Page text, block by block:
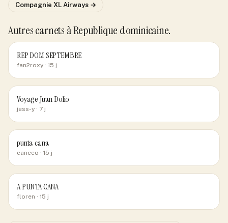
Compagnie XL Airways →
Autres carnets à Republique dominicaine.
REP DOM SEPTEMBRE
fan2roxy · 15 j
Voyage Juan Dolio
jess-y · 7 j
punta cana
canceo · 15 j
A PUNTA CANA
floren · 15 j